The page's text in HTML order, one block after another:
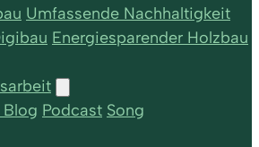
Umfassende Nachhaltigkeit
Energiesparender Holzbau
Podcast Song